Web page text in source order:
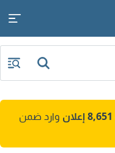
8,651 إعلان
وارد ضمن